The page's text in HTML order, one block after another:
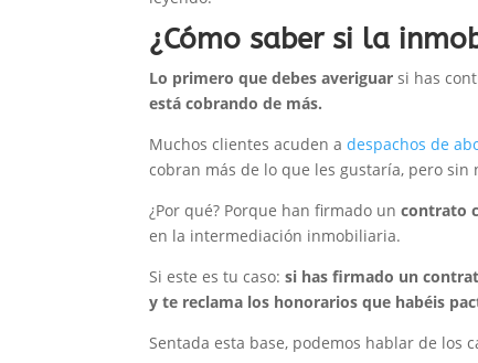
¿Cómo saber si la
Lo primero que debes averiguar si has
está cobrando de más.
Muchos clientes acuden a despachos de
cobran más de lo que les gustaría, pero
¿Por qué? Porque han firmado un contrato
en la intermediación inmobiliaria.
Si este es tu caso: si has firmado un
y te reclama los honorarios que habéis
Sentada esta base, podemos hablar de los